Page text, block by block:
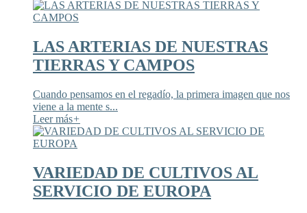
LAS ARTERIAS DE NUESTRAS
TIERRAS Y CAMPOS
Cuando pensamos en el regadío, la primera imagen que nos
viene a la mente s...
Leer más+
VARIEDAD DE CULTIVOS AL
SERVICIO DE EUROPA